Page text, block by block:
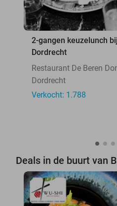
2-gangen keuzelunch
Dordrecht
Restaurant De Beren
Dordrecht
Verkocht: 1.788
Deals in de buurt van